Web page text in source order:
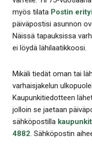
myös tilata Postin
päiväpostisi asunnon
Näissä tapauksissa
ei löydä lähilaatikkoosi.
Mikäli tiedät oman tai
varhaisjakelun
Kaupunkitiedotteen
jolloin se jaetaan
sähköpostilla
4882. Sähköpostin